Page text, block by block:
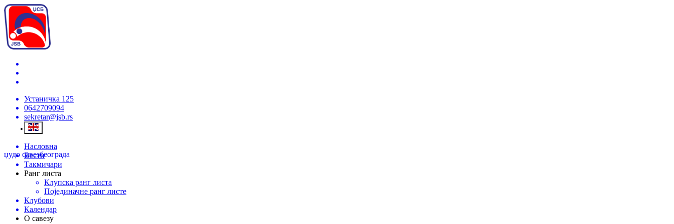
Устаничка 125
0642709094
sekretar@jsb.rs
џудо савезбеограда
Насловна
Вести
Такмичари
Ранг листа
Клупска ранг листа
Појединачне ранг листе
Клубови
Календар
О савезу